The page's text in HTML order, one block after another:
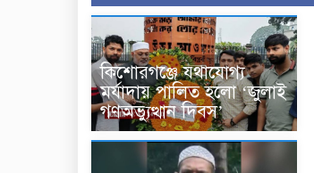
কিশোরগঞ্জে যথাযোগ্য
মর্যাদায় পালিত হলো ‘জুলাই
গণঅভ্যুত্থান দিবস’